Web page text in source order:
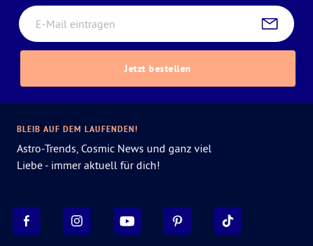
Jetzt bestellen
BLEIB AUF DEM LAUFENDEN!
Astro-Trends, Cosmic News und ganz viel
Liebe - immer aktuell für dich!